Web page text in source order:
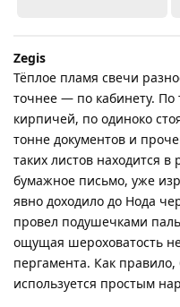
Zegis
Тёплое пламя свечи
точнее — по кабинету.
кирпичей, по одиноко
тонне документов и
таких листов находится
бумажное письмо, уже
явно доходило до Нода
провел подушечками
ощущая шероховатость
пергамента. Как правило,
используется простым